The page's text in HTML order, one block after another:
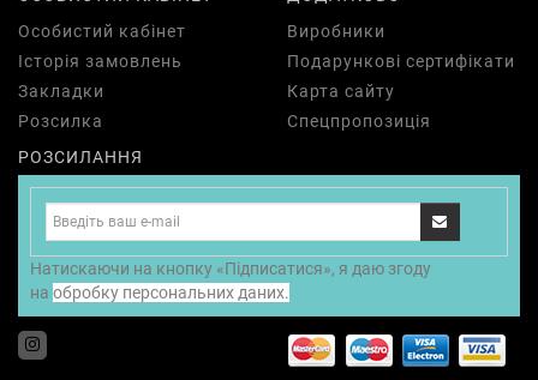
Особистий кабінет
Історія замовлень
Закладки
Розсилка
Виробники
Подарункові сертифікати
Карта сайту
Спецпропозиція
РОЗСИЛАННЯ
Натискаючи на кнопку «Підписатися», я даю згоду
на обробку персональних даних.